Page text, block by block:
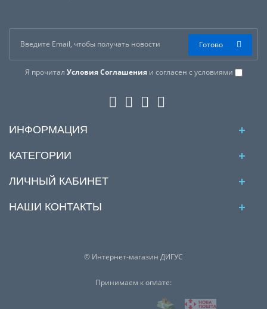
Я прочитал Условия Соглашенияи согласен с условиями
Готово
ИНФОРМАЦИЯ
КАТЕГОРИИ
ЛИЧНЫЙ КАБИНЕТ
НАШИ КОНТАКТЫ
© Интернет-магазин ДИГУС
Принимаем к оплате: